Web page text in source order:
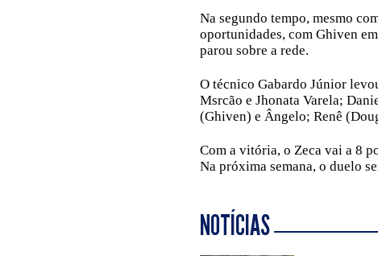
Na segundo tempo, mesmo
oportunidades, com Ghiven
parou sobre a rede.
O técnico Gabardo Júnior
Msrcão e Jhonata Varela;
(Ghiven) e Ângelo; Renê
Com a vitória, o Zeca vai a 8
Na próxima semana, o duelo
NOTÍCIAS